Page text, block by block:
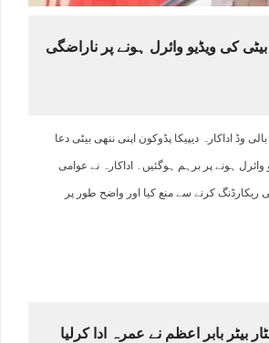
بیٹی کی ویڈیو وائرل ہونے پر ناراضگی
وڈ اداکارہ دیپیکا پڈوکون اپنی ننھی بیٹی دعا
ہونے پر برہم ہوگئیں۔ اداکارہ نے عوامی
ریکارڈنگ کرنے سے منع کیا اور واضح طور پر
بیٹر بابر اعظم نے عمرہ ادا کرلیا